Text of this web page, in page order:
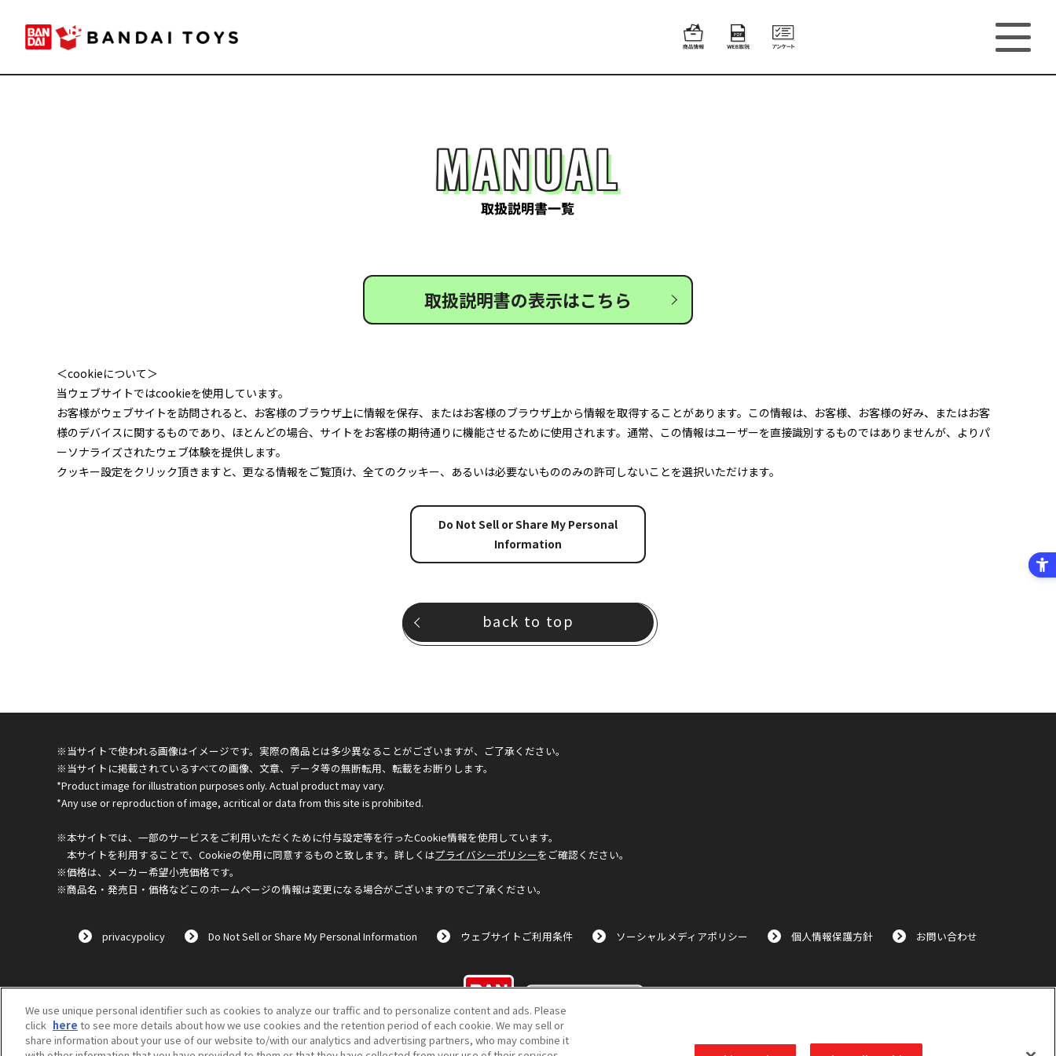
MANUAL
取扱説明書一覧
取扱説明書の表示はこちら
＜cookieについて＞
当ウェブサイトではcookieを使用しています。
お客様がウェブサイトを訪問されると、お客様のブラウザ上に情報を保存、またはお客様のブラウザ上から情報を取得することがあります。この情報は、お客様、お客様の好み、またはお客
様のデバイスに関するものであり、ほとんどの場合、サイトをお客様の期待通りに機能させるために使用されます。通常、この情報はユーザーを直接識別するものではありませんが、よりパ
ーソナライズされたウェブ体験を提供します。
クッキー設定をクリック頂きますと、更なる情報をご覧頂け、全てのクッキー、あるいは必要ないもののみの許可しないことを選択いただけます。
Do Not Sell or Share My Personal
Information
back to top
※当サイトで使われる画像はイメージです。実際の商品とは多少異なることがございますが、ご了承ください。
※当サイトに掲載されているすべての画像、文章、データ等の無断転用、転載をお断りします。
*Product image for illustration purposes only. Actual product may vary.
*Any use or reproduction of image, acritical or data from this site is prohibited.
※本サイトでは、一部のサービスをご利用いただくために付与設定等を行ったCookie情報を使用しています。
本サイトを利用することで、Cookieの使用に同意するものと致します。詳しくはプライバシーポリシーをご確認ください。
※価格は、メーカー希望小売価格です。
※商品名・発売日・価格などこのホームページの情報は変更になる場合がございますのでご了承ください。
privacypolicy Do Not Sell or Share My Personal Information ウェブサイトご利用条件 ソーシャルメディアポリシー 個人情報保護方針 お問い合わせ
We use unique personal identifier such as cookies to analyze our traffic and to personalize content and ads. Please
click here to see more details about how we use cookies and the retention period of each cookie. We may sell or
share information about your use of our website to/with our analytics and advertising partners, who may combine it